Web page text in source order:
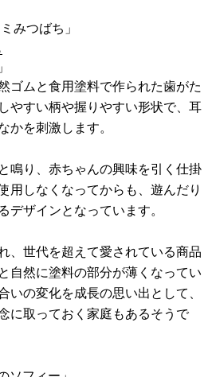
みつばち」
ゴムと食用塗料で作られた歯がた
やすい柄や握りやすい形状で、耳
かを刺激します。
鳴り、赤ちゃんの興味を引く仕掛
用しなくなってからも、遊んだり
デザインとなっています。
、世代を超えて愛されている商品
自然に塗料の部分が薄くなってい
いの変化を成長の思い出として、
に取っておく家庭もあるそうで